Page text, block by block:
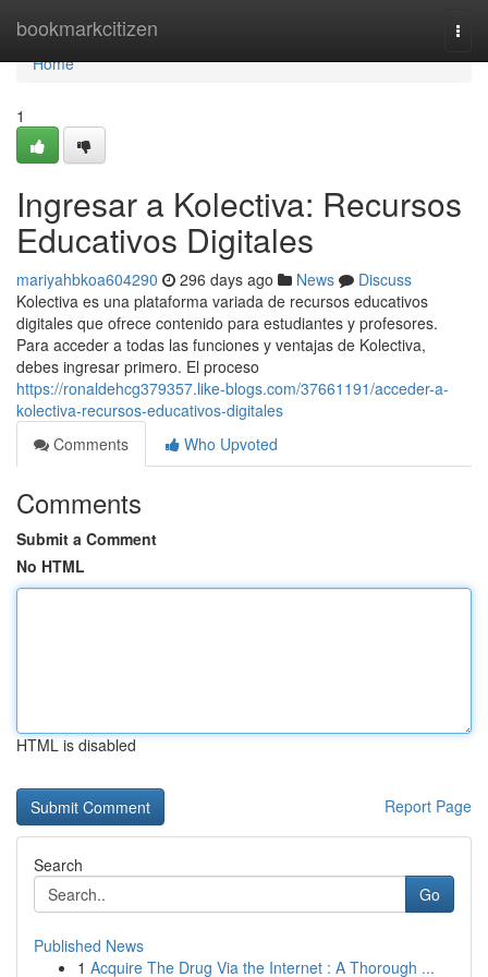
bookmarkcitizen
Home
Home
1
Ingresar a Kolectiva: Recursos
Educativos Digitales
mariyahbkoa604290 296 days ago News
Discuss
Kolectiva es una plataforma variada de recursos educativos
digitales que ofrece contenido para estudiantes y profesores.
Para acceder a todas las funciones y ventajas de Kolectiva,
debes ingresar primero. El proceso
https://ronaldehcg379357.like-blogs.com/37661191/acceder-a-
kolectiva-recursos-educativos-digitales
Comments
Who Upvoted
Comments
Submit a Comment
No HTML
HTML is disabled
Report Page
Search
Go
Published News
1 Acquire The Drug Via the Internet : A Thorough ...